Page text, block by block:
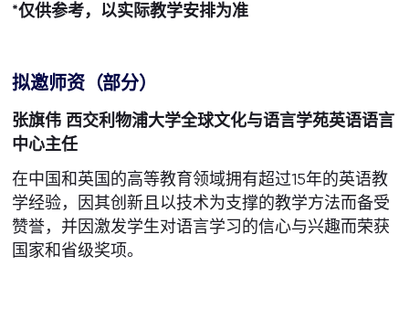
*仅供参考，以实际教学安排为准
拟邀师资（部分）
张旗伟 西交利物浦大学全球文化与语言学苑英语语言
中心主任
在中国和英国的高等教育领域拥有超过15年的英语教
学经验，因其创新且以技术为支撑的教学方法而备受
赞誉，并因激发学生对语言学习的信心与兴趣而荣获
国家和省级奖项。